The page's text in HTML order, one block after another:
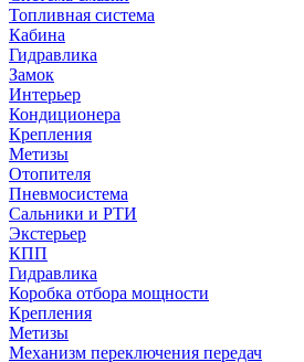
Топливная система
Кабина
Гидравлика
Замок
Интерьер
Кондиционера
Крепления
Метизы
Отопителя
Пневмосистема
Сальники и РТИ
Экстерьер
КПП
Гидравлика
Коробка отбора мощности
Крепления
Метизы
Механизм переключения передач